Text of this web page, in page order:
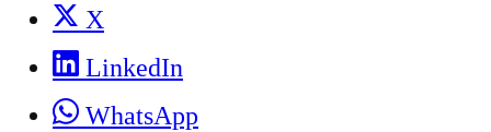
X
LinkedIn
WhatsApp